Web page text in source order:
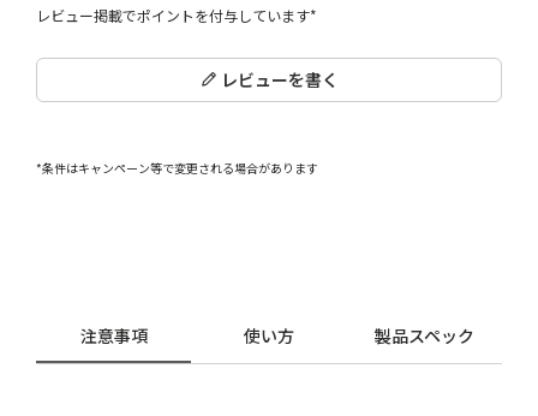
レビュー掲載でポイントを付与しています*
レビューを書く
*条件はキャンペーン等で変更される場合があります
注意事項 使い方 製品スペック